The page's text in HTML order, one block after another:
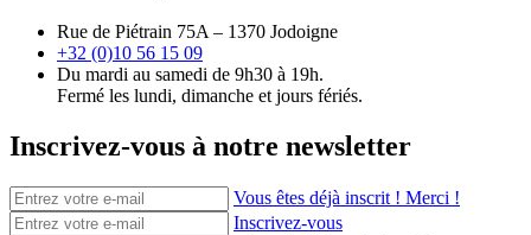
Rue de Piétrain 75A – 1370 Jodoigne
+32 (0)10 56 15 09
Du mardi au samedi de 9h30 à 19h.
Fermé les lundi, dimanche et jours fériés.
Inscrivez-vous à notre newsletter
Vous êtes déjà inscrit ! Merci !
Inscrivez-vous